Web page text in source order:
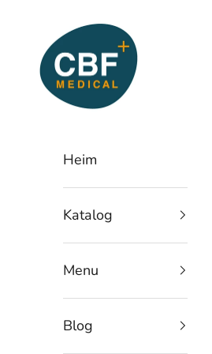
CBF Medical
Heim
Katalog
Menu
Blog